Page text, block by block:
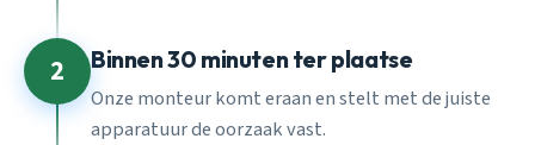
2 Binnen 30 minuten ter plaatse
Onze monteur komt eraan en stelt met de juiste
apparatuur de oorzaak vast.